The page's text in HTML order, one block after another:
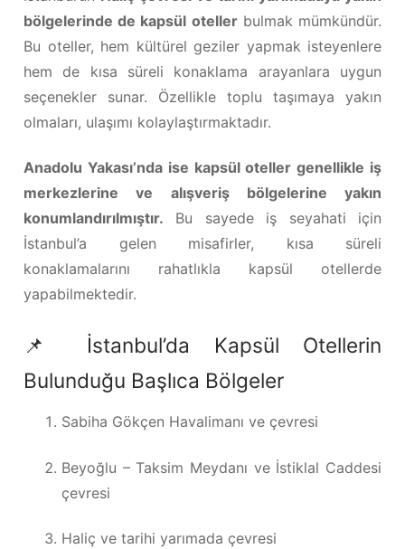
bölgelerinde de kapsül otellerbulmak mümkündür.
Bu oteller, hem kültürel geziler yapmak isteyenlere
hem de kısa süreli konaklama arayanlara uygun
seçenekler sunar. Özellikle toplu taşımaya yakın
olmaları, ulaşımı kolaylaştırmaktadır.
Anadolu Yakası’nda ise kapsül oteller genellikle iş
merkezlerine ve alışveriş bölgelerine yakın
konumlandırılmıştır. Bu sayede iş seyahati için
İstanbul’a gelen misafirler, kısa süreli
konaklamalarını rahatlıkla kapsül otellerde
yapabilmektedir.
📌 İstanbul’da Kapsül Otellerin
Bulunduğu Başlıca Bölgeler
Sabiha Gökçen Havalimanı ve çevresi
Beyoğlu – Taksim Meydanı ve İstiklal Caddesi
çevresi
Haliç ve tarihi yarımada çevresi